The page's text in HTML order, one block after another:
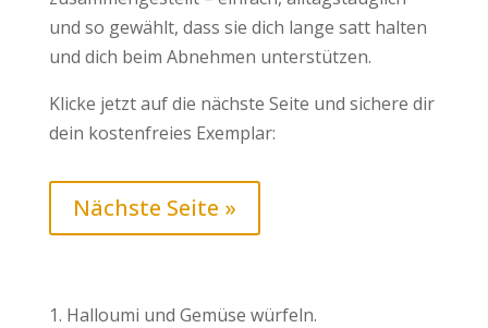
und so gewählt, dass sie dich lange satt halten
und dich beim Abnehmen unterstützen.
Klicke jetzt auf die nächste Seite und sichere dir
dein kostenfreies Exemplar:
Nächste Seite »
Halloumi und Gemüse würfeln.